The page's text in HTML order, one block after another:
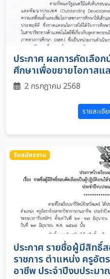
ประกาศ ผลการคัดเลือ
ศึกษาเพื่อขยายโอกาสแ
2 กรกฎาคม 2568
รายละเอี
รับสมัครงาน
ประกาศ รายชื่อผู้มีสิทธิ์
ราชการ ตำแหน่ง ครูอัต
อาชีพ ประจำปีงบประม